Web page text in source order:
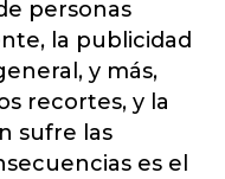
personas
la publicidad
y más,
recortes, y la
sufre las
es el